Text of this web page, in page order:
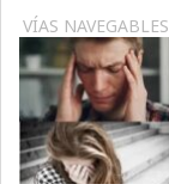
VÍAS NAVEGABLES